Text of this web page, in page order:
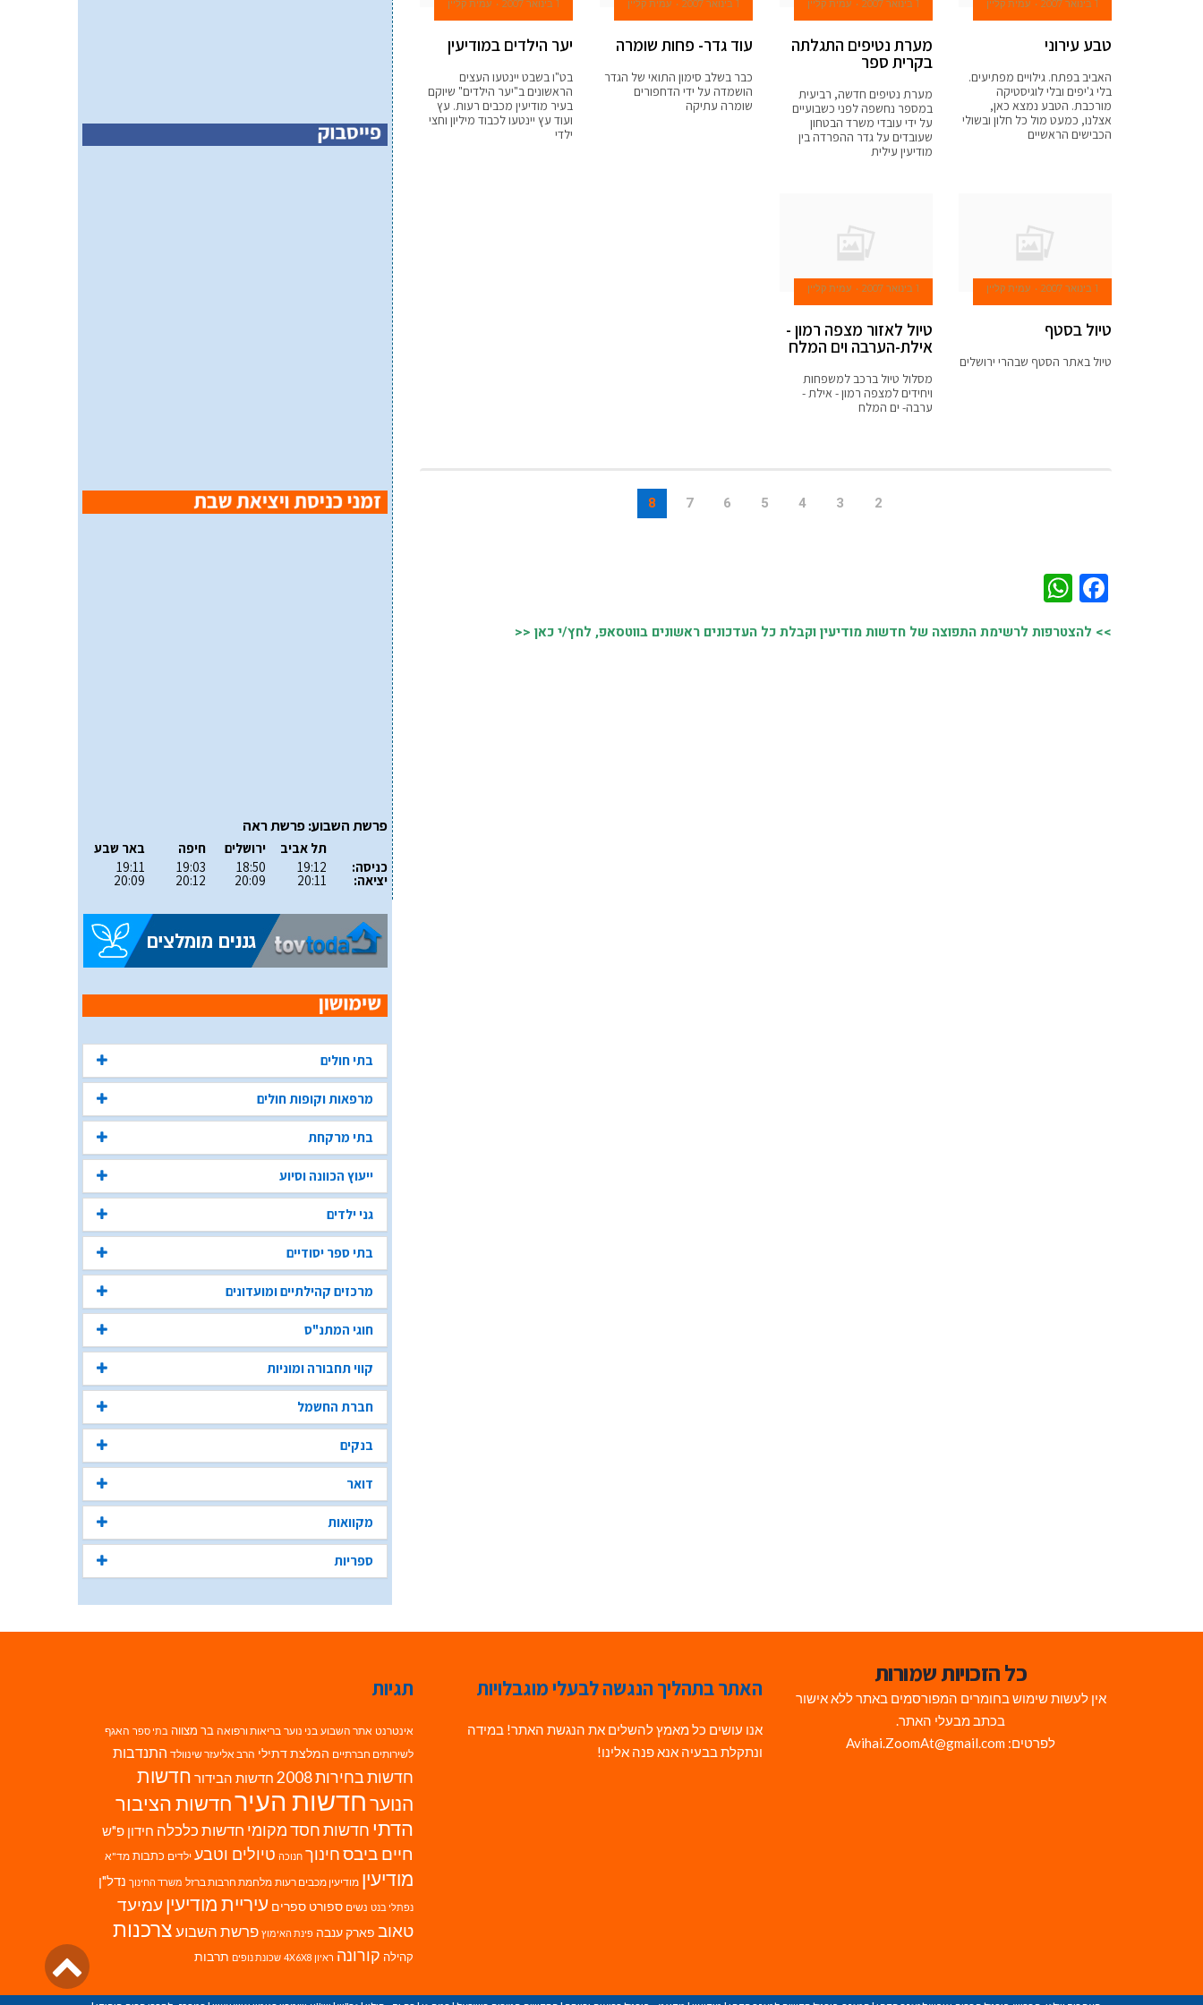
1 בינואר 2007 עמית קליין
טבע עירוני
האביב בפתח. גילויים מפתיעים.
בלי ג'יפים ובלי לוגיסטיקה
מורכבת. הטבע נמצא כאן,
אצלנו, כמעט מול כל חלון ובשולי
הכבישים הראשיים
1 בינואר 2007 עמית קליין
מערת נטיפים התגלתה
בקרית ספר
מערת נטיפים חדשה, רביעית
במספר נחשפה לפני כשבועיים
על ידי עובדי משרד הבטחון
שעובדים על גדר ההפרדה בין
מודיעין עילית
1 בינואר 2007 עמית קליין
עוד גדר- פחות שומרה
כבר בשלב סימון התואי של הגדר
הושמדה על ידי הדחפורים
שומרה עתיקה
1 בינואר 2007 עמית קליין
יער הילדים במודיעין
בט"ו בשבט יינטעו העצים
הראשונים ב"יער הילדים" שיוקם
בעיר מודיעין מכבים רעות. עץ
ועוד עץ יינטעו לכבוד מיליון וחצי
ילדי
1 בינואר 2007 עמית קליין
טיול בסטף
טיול באתר הסטף שבהרי ירושלים
1 בינואר 2007 עמית קליין
טיול לאזור מצפה רמון -
אילת-הערבה וים המלח
מסלול טיול ברכב למשפחות
ויחידים למצפה רמון - אילת -
ערבה- ים המלח
2
3
4
5
6
7
8
Facebook
>> להצטרפות לרשימת התפוצה של חדשות מודיעין וקבלת כל העדכונים ראשונים בווטסאפ, לחץ/י כאן <<
פרשת השבוע: פרשת ראה
כניסה:
יציאה:
תל אביב
19:12
20:11
ירושלים
18:50
20:09
חיפה
19:03
20:12
באר שבע
19:11
20:09
בתי חולים
מרפאות וקופות חולים
בתי מרקחת
ייעוץ הכוונה וסיוע
גני ילדים
בתי ספר יסודיים
מרכזים קהילתיים ומועדונים
חוגי המתנ"ס
קווי תחבורה ומוניות
חברת החשמל
בנקים
דואר
מקוואות
ספריות
כל הזכויות שמורות
אין לעשות שימוש בחומרים המפורסמים באתר ללא אישור
בכתב מבעלי האתר.
לפרטים: Avihai.ZoomAt@gmail.com
האתר בתהליך הנגשה לבעלי מוגבלויות
אנו עושים כל מאמץ להשלים את הנגשת האתר! במידה
ונתקלת בבעיה אנא פנה אלינו!
תגיות
אינטרנט אתר השבוע בני נוער בריאות ורפואה בר מצווה בתי ספר האגף
לשירותים חברתיים המלצת דתילי הרב אליעזר שינוולד התנדבות
חדשות בחירות 2008 חדשות הבידור חדשות
הנוערחדשות העירחדשות הציבור
הדתי חדשות חסד מקומי חדשות כלכלה חידון פ"ש
חיים ביבסחינוך חנוכה טיולים וטבע ילדים כתבות מד"א
מודיעין מודיעין מכבים רעות מלחמת חרבות ברזל משרד החינוך נדל"ן
נפתלי בנט נשים ספורט ספרים עיריית מודיעין עמיעד
טאוב פארק ענבה פינת האימוץ פרשת השבועצרכנות
קהילה קורונה ראיון 4X6X8 שכונת נופים תרבות